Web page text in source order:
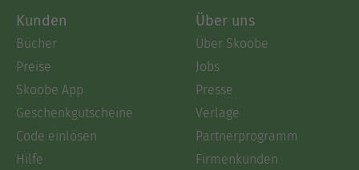
Kunden
Bücher
Preise
Skoobe App
Geschenkgutscheine
Code einlösen
Hilfe
Über uns
Über Skoobe
Jobs
Presse
Verlage
Partnerprogramm
Firmenkunden